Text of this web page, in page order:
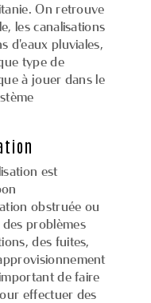
On retrouve
les canalisations
d'eaux pluviales,
type de
à jouer dans le
est
obstruée ou
problèmes
des fuites,
de faire
effectuer des